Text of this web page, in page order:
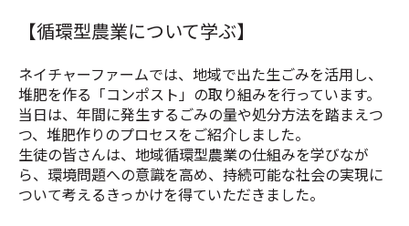
【循環型農業について学ぶ】
ネイチャーファームでは、地域で出た生ごみを活用し、
堆肥を作る「コンポスト」の取り組みを行っています。
当日は、年間に発生するごみの量や処分方法を踏まえつ
つ、堆肥作りのプロセスをご紹介しました。
生徒の皆さんは、地域循環型農業の仕組みを学びなが
ら、環境問題への意識を高め、持続可能な社会の実現に
ついて考えるきっかけを得ていただきました。